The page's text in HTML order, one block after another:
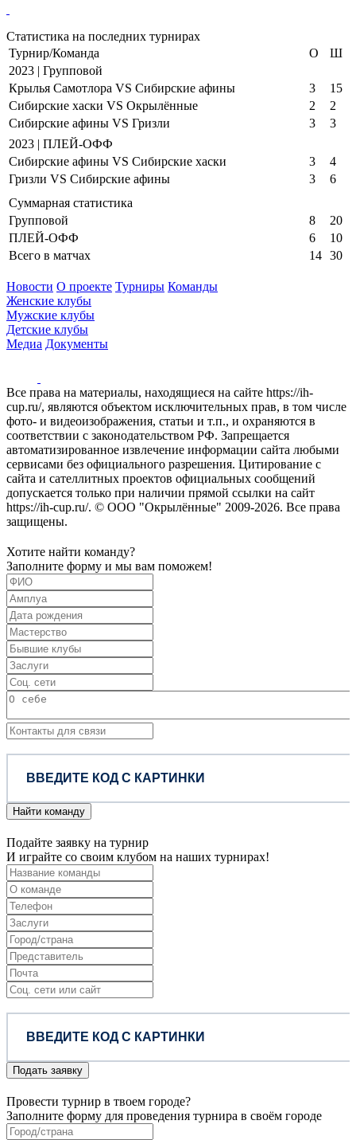
Статистика на последних турнирах
Турнир/Команда
О
Ш
2023 | Групповой
Крылья Самотлора VS Сибирские афины
3
15
Сибирские хаски VS Окрылённые
2
2
Сибирские афины VS Гризли
3
3
2023 | ПЛЕЙ-ОФФ
Сибирские афины VS Сибирские хаски
3
4
Гризли VS Сибирские афины
3
6
Суммарная статистика
Групповой
8
20
ПЛЕЙ-ОФФ
6
10
Всего в матчах
14 30
Новости О проекте Турниры Команды
Женские клубы
Мужские клубы
Детские клубы
Медиа Документы
Все права на материалы, находящиеся на сайте https://ih-
cup.ru/, являются объектом исключительных прав, в том числе
фото- и видеоизображения, статьи и т.п., и охраняются в
соответствии с законодательством РФ. Запрещается
автоматизированное извлечение информации сайта любыми
сервисами без официального разрешения. Цитирование с
сайта и сателлитных проектов официальных сообщений
допускается только при наличии прямой ссылки на сайт
https://ih-cup.ru/. © ООО "Окрылённые" 2009-2026. Все права
защищены.
Хотите найти команду?
Заполните форму и мы вам поможем!
Найти команду
Подайте заявку на турнир
И играйте со своим клубом на наших турнирах!
Подать заявку
Провести турнир в твоем городе?
Заполните форму для проведения турнира в своём городе